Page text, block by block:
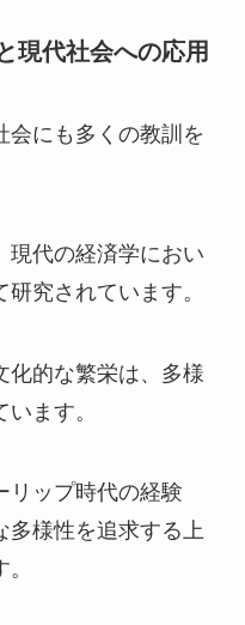
現代社会への応用
会にも多くの教訓を
現代の経済学におい
究されています。
化的な繁栄は、多様
ます。
リップ時代の経験
多様性を追求する上